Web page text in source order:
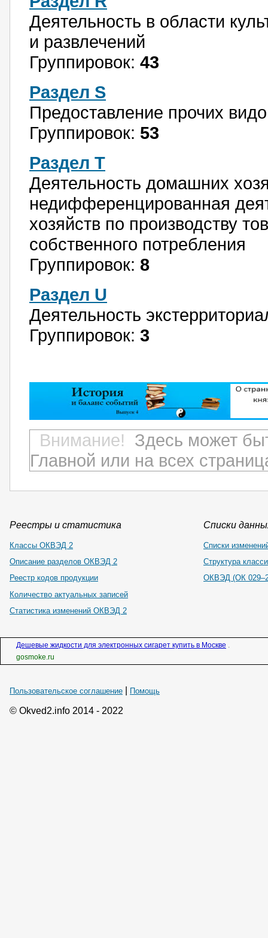
Деятельность в области
и развлечений
Группировок: 43
Раздел S
Предоставление прочих
Группировок: 53
Раздел T
Деятельность домашних
недифференцированная
хозяйств по производству
собственного потребления
Группировок: 8
Раздел U
Деятельность
Группировок: 3
Внимание!
Здесь может
Главной или на всех
Реестры и статистика
Классы ОКВЭД 2
Описание разделов ОКВЭД 2
Реестр кодов продукции
Количество актуальных записей
Статистика изменений ОКВЭД 2
Списки
Списки
Структура
ОКВЭД (ОК
Дешевые жидкости для электронных сигарет купить в Москве .
gosmoke.ru
Пользовательское соглашение Помощь
© Okved2.info 2014 - 2022